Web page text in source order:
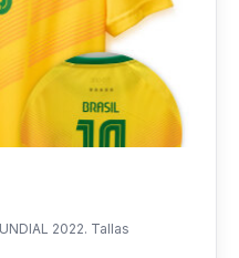
2022. Tallas